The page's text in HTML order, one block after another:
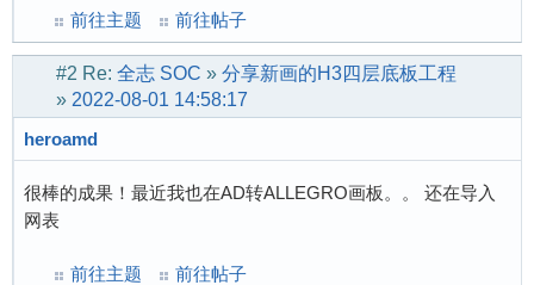
前往主题 前往帖子
#2 Re: 全志 SOC » 分享新画的H3四层底板工程
» 2022-08-01 14:58:17
heroamd
很棒的成果！最近我也在AD转ALLEGRO画板。。 还在导入
网表
前往主题 前往帖子